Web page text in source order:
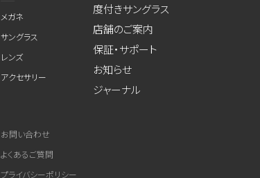
メガネ
サングラス
レンズ
アクセサリー
度付きサングラス
店舗のご案内
保証・サポート
お知らせ
ジャーナル
お問い合わせ
よくあるご質問
プライバシーポリシー